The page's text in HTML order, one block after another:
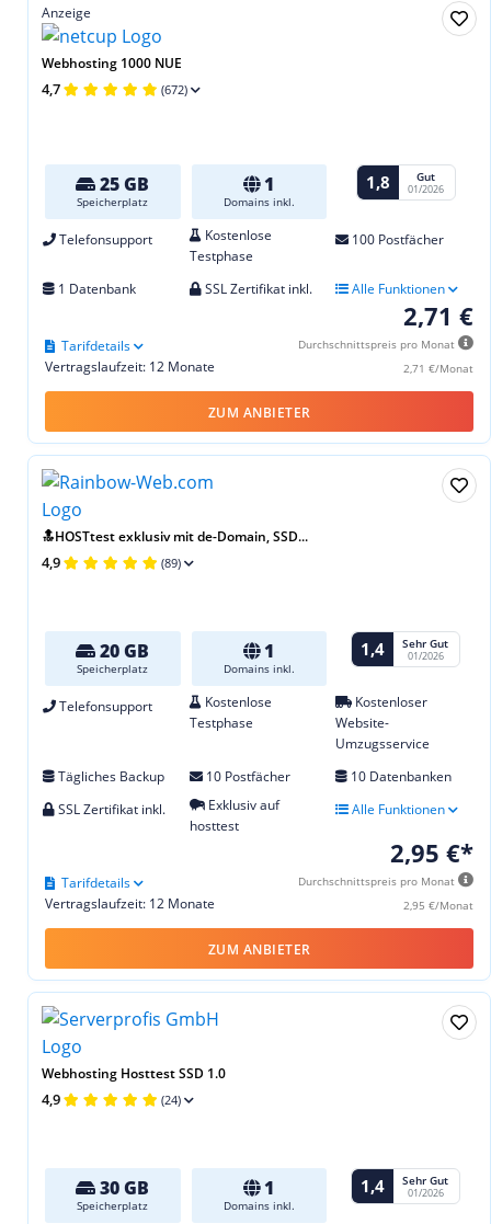
Anzeige
Webhosting 1000 NUE
4,7 (672)
25 GB
Speicherplatz
1
Domains inkl.
1,8 Gut
01/2026
Telefonsupport
Kostenlose
Testphase
100 Postfächer
1 Datenbank SSL Zertifikat inkl. Alle Funktionen
2,71 €
Durchschnittspreis pro Monat
2,71 €/Monat
Vertragslaufzeit: 12 Monate
Tarifdetails
ZUM ANBIETER
🔝HOSTtest exklusiv mit de-Domain, SSD...
4,9 (89)
20 GB
Speicherplatz
1
Domains inkl.
1,4 Sehr Gut
01/2026
Telefonsupport
Kostenlose
Testphase
Kostenloser
Website-
Umzugsservice
Tägliches Backup
10 Postfächer
10 Datenbanken
SSL Zertifikat inkl.
Exklusiv auf
hosttest
Alle Funktionen
2,95 €*
Durchschnittspreis pro Monat
2,95 €/Monat
Vertragslaufzeit: 12 Monate
Tarifdetails
ZUM ANBIETER
Webhosting Hosttest SSD 1.0
4,9 (24)
30 GB
Speicherplatz
1
Domains inkl.
1,4 Sehr Gut
01/2026